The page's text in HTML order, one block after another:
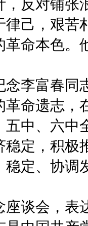
反对铺张
己，艰苦
命本色。
李富春同
命遗志，
中、六中
稳定，积极
定、协调
谈会，表